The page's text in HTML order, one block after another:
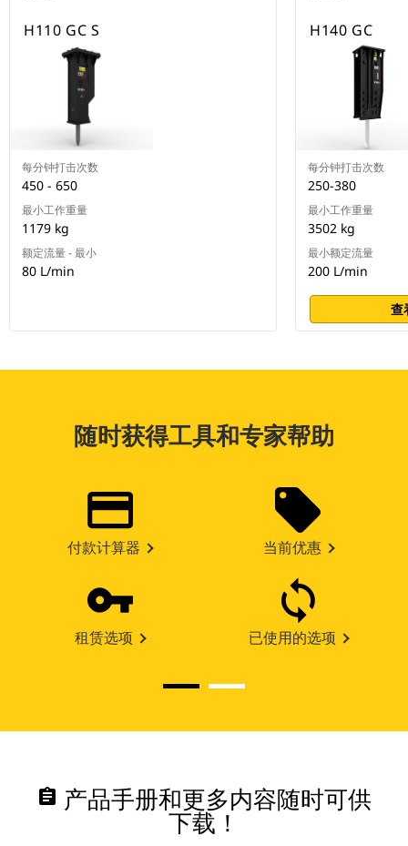
H110 GC S
每分钟打击次数
450 - 650
最小工作重量
1179 kg
额定流量 - 最小
80 L/min
H140 GC
每分钟打击次数
250-380
最小工作重量
3502 kg
最小额定流量
200 L/min
查
随时获得工具和专家帮助
付款计算器 当前优惠
租赁选项 已使用的选项
assignment 产品手册和更多内容随时可供
下载！